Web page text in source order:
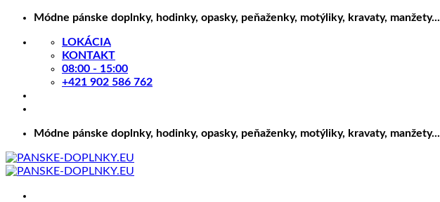
Skip
content
Módne pánske doplnky, hodinky, opasky, peňaženky, motýliky, kravaty, manžety...
LOKÁCIA
KONTAKT
08:00 - 15:00
+421 902 586 762
Módne pánske doplnky, hodinky, opasky, peňaženky, motýliky, kravaty, manžety...